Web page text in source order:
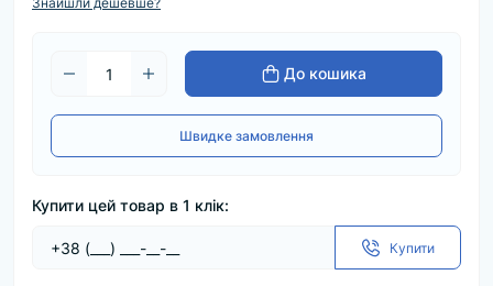
До кошика
Швидке замовлення
Купити цей товар в 1 клік:
Купити